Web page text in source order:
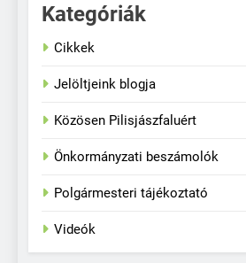
Kategóriák
Cikkek
Jelöltjeink blogja
Közösen Pilisjászfaluért
Önkormányzati beszámolók
Polgármesteri tájékoztató
Videók